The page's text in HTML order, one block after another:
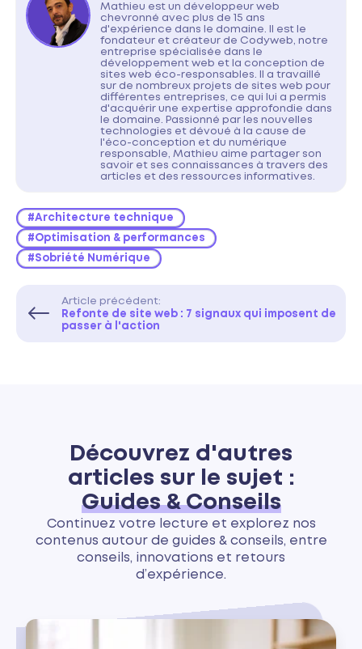
Mathieu est un développeur web
chevronné avec plus de 15 ans
d'expérience dans le domaine. Il est le
fondateur et créateur de Codyweb, notre
entreprise spécialisée dans le
développement web et la conception de
sites web éco-responsables. Il a travaillé
sur de nombreux projets de sites web pour
différentes entreprises, ce qui lui a permis
d'acquérir une expertise approfondie dans
le domaine. Passionné par les nouvelles
technologies et dévoué à la cause de
l'éco-conception et du numérique
responsable, Mathieu aime partager son
savoir et ses connaissances à travers des
articles et des ressources informatives.
#Architecture technique
#Optimisation & performances
#Sobriété Numérique
Article précédent:
Refonte de site web : 7 signaux qui imposent de
passer à l'action
Découvrez d'autres
articles sur le sujet :
Guides & Conseils
Continuez votre lecture et explorez nos
contenus autour de guides & conseils, entre
conseils, innovations et retours
d’expérience.